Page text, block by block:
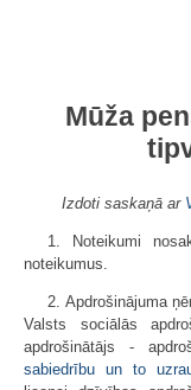
Mūža
Izdoti saskaņā ar
1. Noteikumi
noteikumus.
2. Apdrošinājuma
Valsts sociālās
apdrošinātājs -
sabiedrību un to